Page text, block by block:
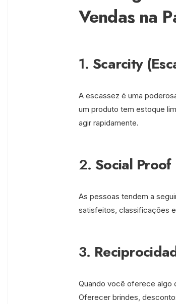
Vendas na
1. Scarcity
A escassez é uma
um produto tem estoque
agir rapidamente.
2. Social
As pessoas tendem a
satisfeitos, classificações
3.
Quando você oferece algo
Oferecer brindes,